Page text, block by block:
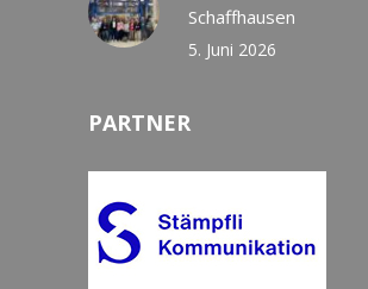
Schaffhausen
5. Juni 2026
PARTNER